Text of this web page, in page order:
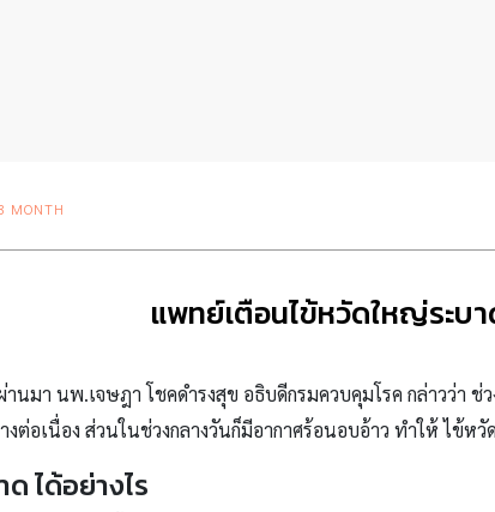
MONTH
แพทย์เตือนไข้หวัดใหญ่ระบ
นมา นพ.เจษฎา โชคดำรงสุข อธิบดีกรมควบคุมโรค กล่าวว่า
ต่อเนื่อง ส่วนในช่วงกลางวันก็มีอากาศร้อนอบอ้าว ทำให้ ไข้ห
ได้อย่างไร